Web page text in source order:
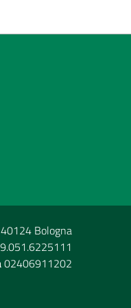
Bologna
02406911202